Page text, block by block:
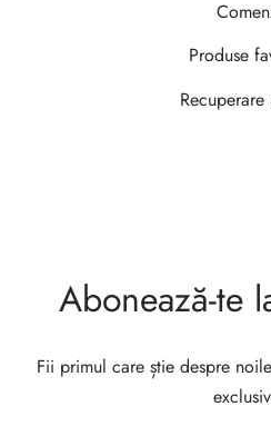
Produse
Abonează-te
Fii primul care știe despre